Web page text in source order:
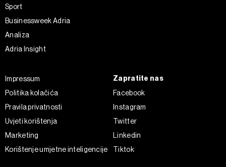
Sport
Businessweek Adria
Analiza
Adria Insight
Impressum
Politika kolačića
Pravila privatnosti
Uvjeti korištenja
Marketing
Korištenje umjetne inteligencije
Zapratite nas
Facebook
Instagram
Twitter
Linkedin
Tiktok